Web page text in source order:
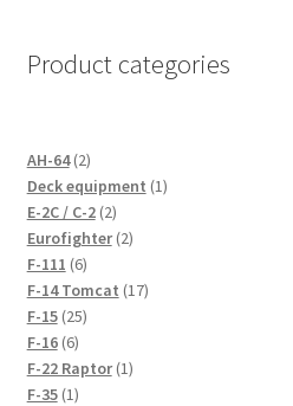
Product categories
AH-64 22
products
Deck equipment 11
E-2C / C-2 22
products
Eurofighter 22
F-111 66
products
F-14 Tomcat 1717
F-15 2525
F-16 66
products
F-22 Raptor 11
F-35 11